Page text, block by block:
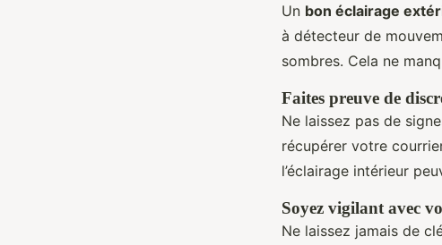
Un bon éclairage
à détecteur de
sombres. Cela ne
Faites preuve de
Ne laissez pas de
récupérer votre
l’éclairage intérieur
Soyez vigilant avec
Ne laissez jamais de